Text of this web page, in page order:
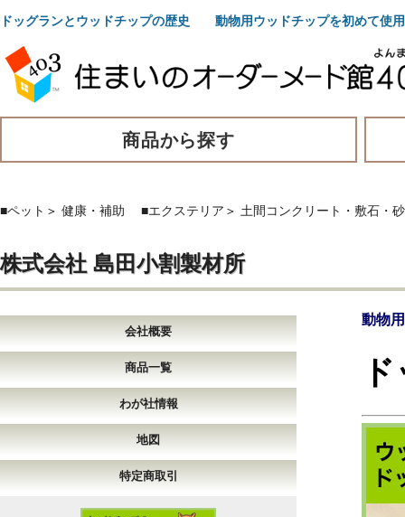
ドッグランとウッドチップの歴史 動物用ウッドチップを初めて使
商品から探す
■ペット ＞ 健康・補助 ■エクステリア ＞ 土間コンクリート・敷石・砂
株式会社 島田小割製材所
会社概要
商品一覧
わが社情報
地図
特定商取引
動物